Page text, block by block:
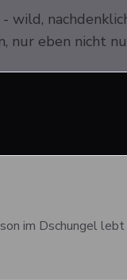
wild,
nur eben nicht
im Dschungel